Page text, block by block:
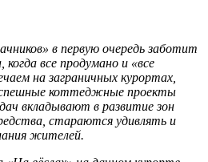
в первую очередь заботит
все продумано и «все
на заграничных курортах,
коттеджные проекты
вкладывают в развитие зон
стараются удивлять и
жителей.